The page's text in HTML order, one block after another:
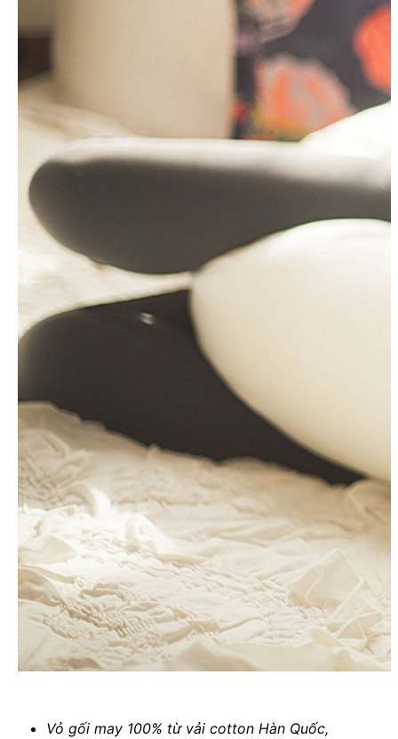
Vỏ gối may 100% từ vải cotton Hàn Quốc,